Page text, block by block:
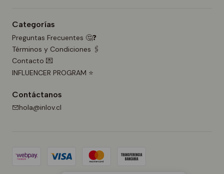
Categorías
Preguntas Frecuentes 🤔❓
Términos y Condiciones 🖇️
Contacto 💌
INFLUENCER PROGRAM ⭐
Contáctanos
hola@inlov.cl